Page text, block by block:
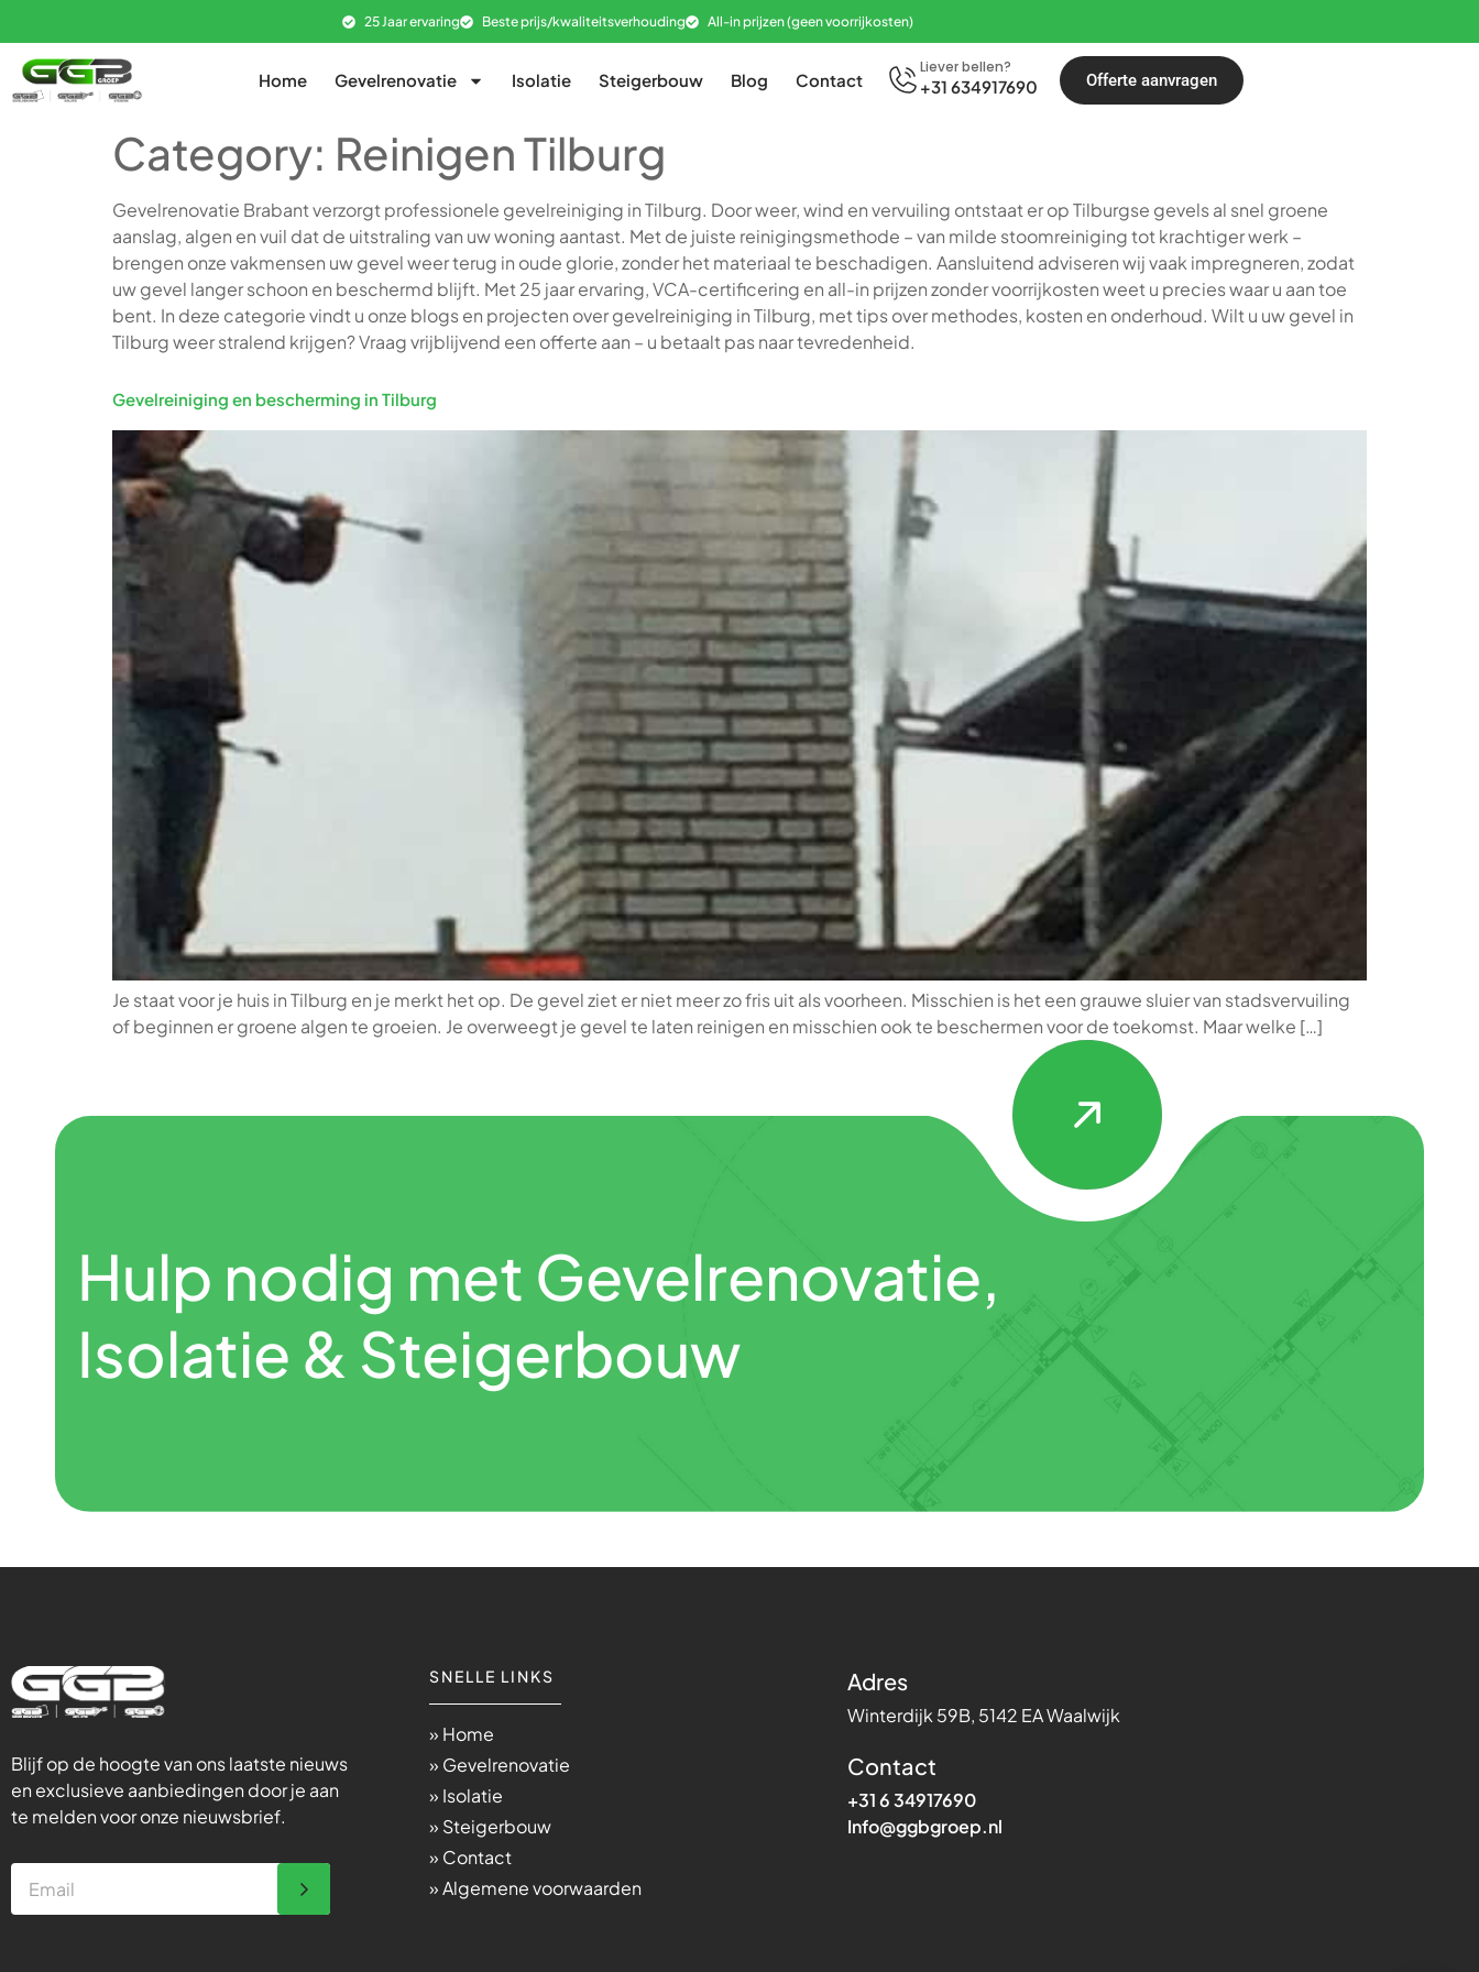
25 Jaar ervaring Beste prijs/kwaliteitsverhouding All-in prijzen (geen voorrijkosten)
Home Gevelrenovatie Isolatie Steigerbouw Blog Contact
Liever bellen?
+31 634917690 Offerte aanvragen
Category: Reinigen Tilburg
Gevelrenovatie Brabant verzorgt professionele gevelreiniging in Tilburg. Door weer, wind en vervuiling ontstaat er op Tilburgse gevels al snel groene
aanslag, algen en vuil dat de uitstraling van uw woning aantast. Met de juiste reinigingsmethode – van milde stoomreiniging tot krachtiger werk –
brengen onze vakmensen uw gevel weer terug in oude glorie, zonder het materiaal te beschadigen. Aansluitend adviseren wij vaak impregneren, zodat
uw gevel langer schoon en beschermd blijft. Met 25 jaar ervaring, VCA-certificering en all-in prijzen zonder voorrijkosten weet u precies waar u aan toe
bent. In deze categorie vindt u onze blogs en projecten over gevelreiniging in Tilburg, met tips over methodes, kosten en onderhoud. Wilt u uw gevel in
Tilburg weer stralend krijgen? Vraag vrijblijvend een offerte aan – u betaalt pas naar tevredenheid.
Gevelreiniging en bescherming in Tilburg
Je staat voor je huis in Tilburg en je merkt het op. De gevel ziet er niet meer zo fris uit als voorheen. Misschien is het een grauwe sluier van stadsvervuiling
of beginnen er groene algen te groeien. Je overweegt je gevel te laten reinigen en misschien ook te beschermen voor de toekomst. Maar welke […]
Hulp nodig met Gevelrenovatie,
Isolatie & Steigerbouw
Blijf op de hoogte van ons laatste nieuws
en exclusieve aanbiedingen door je aan
te melden voor onze nieuwsbrief.
SNELLE LINKS
» Home
» Gevelrenovatie
» Isolatie
» Steigerbouw
» Contact
» Algemene voorwaarden
Adres
Winterdijk 59B, 5142 EA Waalwijk
Contact
+31 6 34917690
Info@ggbgroep.nl